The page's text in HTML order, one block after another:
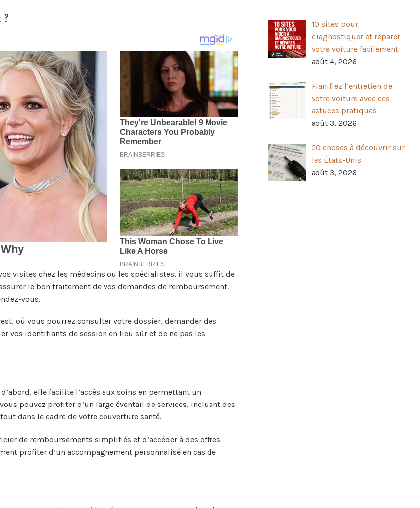
visites chez les médecins ou les spécialistes, il vous suffit de
le bon traitement de vos demandes de remboursement.
vous.
où vous pourrez consulter votre dossier, demander des
vos identifiants de session en lieu sûr et de ne pas les
elle facilite l’accès aux soins en permettant un
pouvez profiter d’un large éventail de services, incluant des
dans le cadre de votre couverture santé.
de remboursements simplifiés et d’accéder à des offres
profiter d’un accompagnement personnalisé en cas de
10 sites pour
diagnostiquer et réparer
votre voiture facilement
août 4, 2026
Planifiez l’entretien de
votre voiture avec ces
astuces pratiques
août 3, 2026
50 choses à découvrir sur
les États-Unis
août 3, 2026